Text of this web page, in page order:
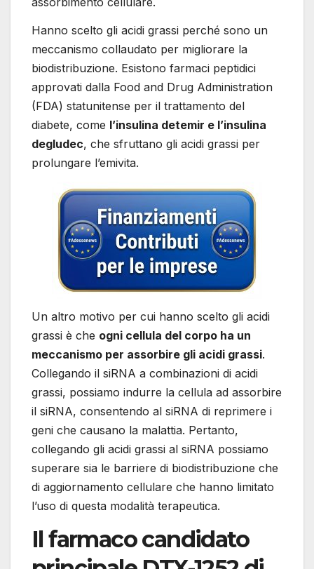
Hanno scelto gli acidi grassi perché sono un
meccanismo collaudato per migliorare la
biodistribuzione. Esistono farmaci peptidici
approvati dalla Food and Drug Administration
(FDA) statunitense per il trattamento del
diabete, come l’insulina detemir e l’insulina
degludec, che sfruttano gli acidi grassi per
prolungare l’emivita.
Un altro motivo per cui hanno scelto gli acidi
grassi è che ogni cellula del corpo ha un
meccanismo per assorbire gli acidi grassi.
Collegando il siRNA a combinazioni di acidi
grassi, possiamo indurre la cellula ad assorbire
il siRNA, consentendo al siRNA di reprimere i
geni che causano la malattia. Pertanto,
collegando gli acidi grassi al siRNA possiamo
superare sia le barriere di biodistribuzione che
di aggiornamento cellulare che hanno limitato
l’uso di questa modalità terapeutica.
Il farmaco candidato